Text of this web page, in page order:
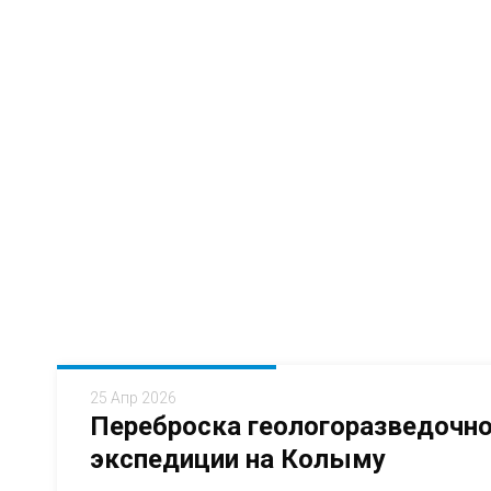
25 Апр 2026
Переброска
экспедиции на Колыму